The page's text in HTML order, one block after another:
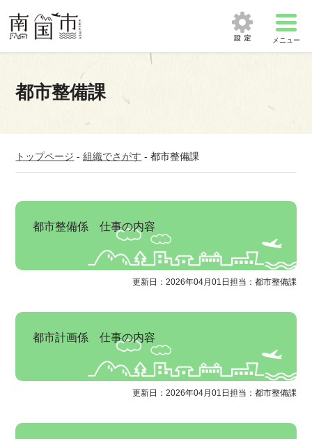
メニュー
都市整備課
トップページ -組織でさがす -都市整備課
都市整備係 仕事の内容
更新日：2026年04月01日 担当：都市整備課
都市計画係 仕事の内容
更新日：2026年04月01日 担当：都市整備課